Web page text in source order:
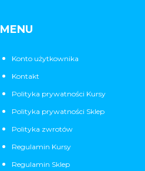
MENU
Konto użytkownika
Kontakt
Polityka prywatności Kursy
Polityka prywatności Sklep
Polityka zwrotów
Regulamin Kursy
Regulamin Sklep